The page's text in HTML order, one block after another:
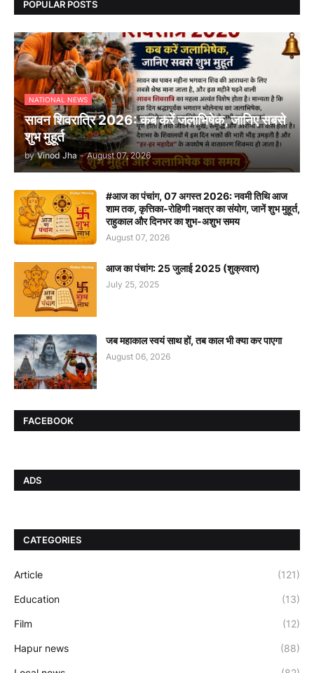
POPULAR POSTS
NATIONAL NEWS
सावन शिवरात्रि 2026: कब करें जलाभिषेक, जानिए सबसे
शुभ मुहूर्त
by Vinod Jha - August 07, 2026
#आज का पंचांग, 07 अगस्त 2026: नवमी तिथि आज
शाम तक, कृत्तिका-रोहिणी नक्षत्र का संयोग, जानें शुभ मुहूर्त,
राहुकाल और दिनभर का शुभ-अशुभ समय
August 07, 2026
आज का पंचांग: 25 जुलाई 2025 (शुक्रवार)
July 25, 2025
जब महाकाल स्वयं साथ हों, तब काल भी क्या कर पाएगा
August 06, 2026
FACEBOOK
ADS
CATEGORIES
Article (121)
Education (13)
Film (12)
Hapur news (88)